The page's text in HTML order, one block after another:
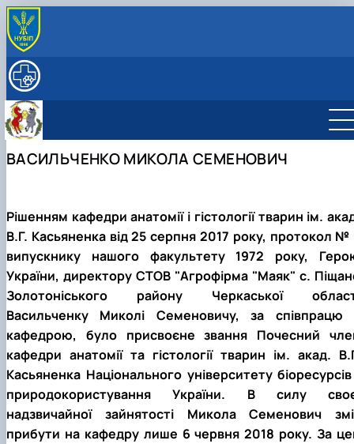
ПРО КАФЕДРУ
Галерея кафедри
Галерея музею
Навчальні лабораторії
Навчальна література
НАУКА
Студентські наукові гуртки
СКЛАД КАФЕДРИ
СПІВПРАЦЯ
ВАСИЛЬЧЕНКО МИКОЛА СЕМЕНОВИЧ
Рішенням кафедри анатомії і гістології тварин ім.
В.Г. Касьяненка від 25 серпня 2017 року, протокол №
випускнику нашого факультету 1972 року,
України, директору СТОВ "Агрофірма "Маяк" с.
Золотоніського району Черкаської
Васильченку Миколі Семеновичу, за співпрацю
кафедрою, було присвоєне звання Почесний
кафедри анатомії та гістології тварин ім. акад.
Касьяненка Національного університету біоресурсів
природокористування України. В силу
надзвичайної зайнятості Микола Семенович
прибути на кафедру лише 6 червня 2018 року. За